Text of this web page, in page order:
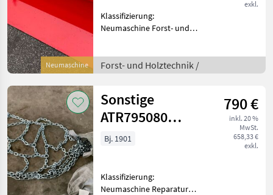
Neumaschine
exkl.
Klassifizierung:
Neumaschine Forst- und
Forstmaschinen
Forst- und Holztechnik /
Sonstige
ATR795080
425/75-20 -
790 €
inkl. 20 %
MwSt.
658,33 €
exkl.
Bj. 1901
Klassifizierung:
Neumaschine Reparatur